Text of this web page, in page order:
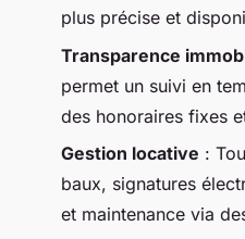
plus précise et
Transparence
permet un suivi en
des honoraires fixes
Gestion locative :
baux, signatures
et maintenance via